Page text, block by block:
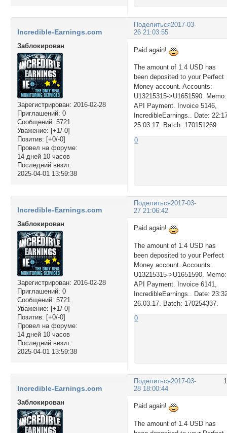
Поделиться2017-03-
26 21:03:55
Incredible-Earnings.com
Заблокирован
Зарегистрирован: 2016-02-28
Приглашений: 0
Сообщений: 5721
Уважение: [+1/-0]
Позитив: [+0/-0]
Провел на форуме:
14 дней 10 часов
Последний визит:
2025-04-01 13:59:38
Paid again!
The amount of 1.4 USD has
been deposited to your Perfect
Money account. Accounts:
U13215315->U1651590. Memo:
API Payment. Invoice 5146,
IncredibleEarnings.. Date:
25.03.17. Batch: 170151269.
0
Поделиться2017-03-
27 21:06:42
Incredible-Earnings.com
Заблокирован
Зарегистрирован: 2016-02-28
Приглашений: 0
Сообщений: 5721
Уважение: [+1/-0]
Позитив: [+0/-0]
Провел на форуме:
14 дней 10 часов
Последний визит:
2025-04-01 13:59:38
Paid again!
The amount of 1.4 USD has
been deposited to your Perfect
Money account. Accounts:
U13215315->U1651590. Memo:
API Payment. Invoice 6141,
IncredibleEarnings.. Date:
26.03.17. Batch: 170254337.
0
Поделиться2017-03-
28 18:00:44
Incredible-Earnings.com
Заблокирован
Paid again!
The amount of 1.4 USD has